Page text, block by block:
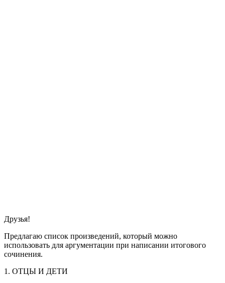
Друзья!
Предлагаю список произведений, который можно
использовать для аргументации при написании итогового
сочинения.
1. ОТЦЫ И ДЕТИ